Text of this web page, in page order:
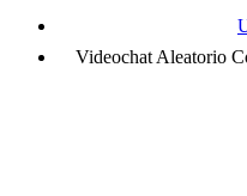
Videochat Aleatorio